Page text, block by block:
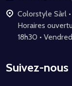
Colorstyle Sàrl • route des Rottes 8 • 1964 Conthey •
Horaires ouverture du
18h30 •
Suivez-nous